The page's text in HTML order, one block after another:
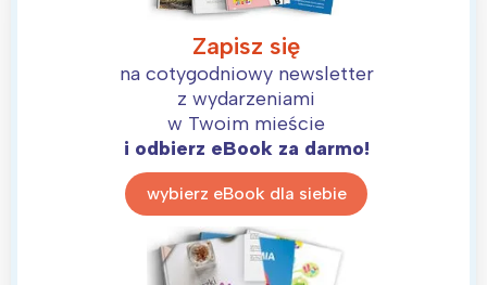
Zapisz się
na cotygodniowy newsletter
z wydarzeniami
w Twoim mieście
i odbierz eBook za darmo!
wybierz eBook dla siebie